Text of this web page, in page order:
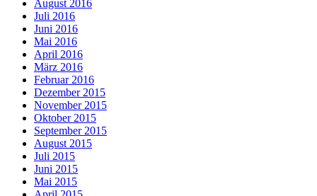
August 2016
Juli 2016
Juni 2016
Mai 2016
April 2016
März 2016
Februar 2016
Dezember 2015
November 2015
Oktober 2015
September 2015
August 2015
Juli 2015
Juni 2015
Mai 2015